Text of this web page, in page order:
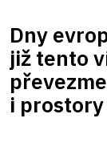
Dny
již tento
i